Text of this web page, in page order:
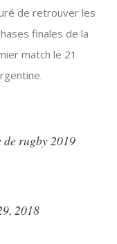
de retrouver les
finales de la
match le 21
rugby 2019
2018